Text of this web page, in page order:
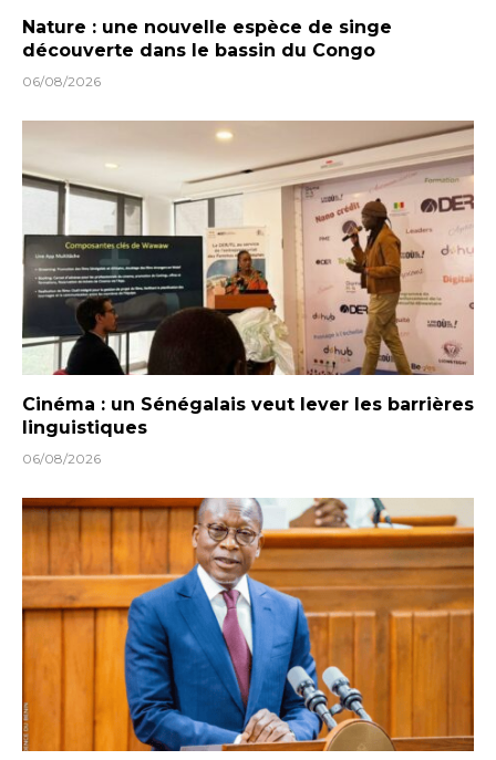
Nature : une nouvelle espèce de singe
découverte dans le bassin du Congo
06/08/2026
Cinéma : un Sénégalais veut lever les barrières
linguistiques
06/08/2026